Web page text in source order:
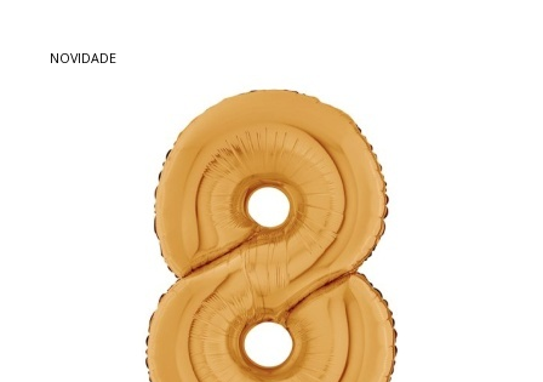
NOVIDADE